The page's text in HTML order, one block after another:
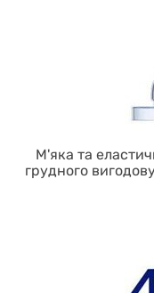
М'яка та
грудного